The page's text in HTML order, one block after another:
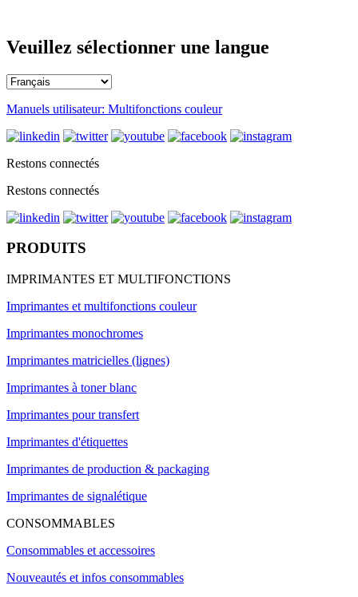
Veuillez sélectionner une langue
Manuels utilisateur: Multifonctions couleur
Restons connectés
Restons connectés
PRODUITS
IMPRIMANTES ET MULTIFONCTIONS
Imprimantes et multifonctions couleur
Imprimantes monochromes
Imprimantes matricielles (lignes)
Imprimantes à toner blanc
Imprimantes pour transfert
Imprimantes d'étiquettes
Imprimantes de production & packaging
Imprimantes de signalétique
CONSOMMABLES
Consommables et accessoires
Nouveautés et infos consommables